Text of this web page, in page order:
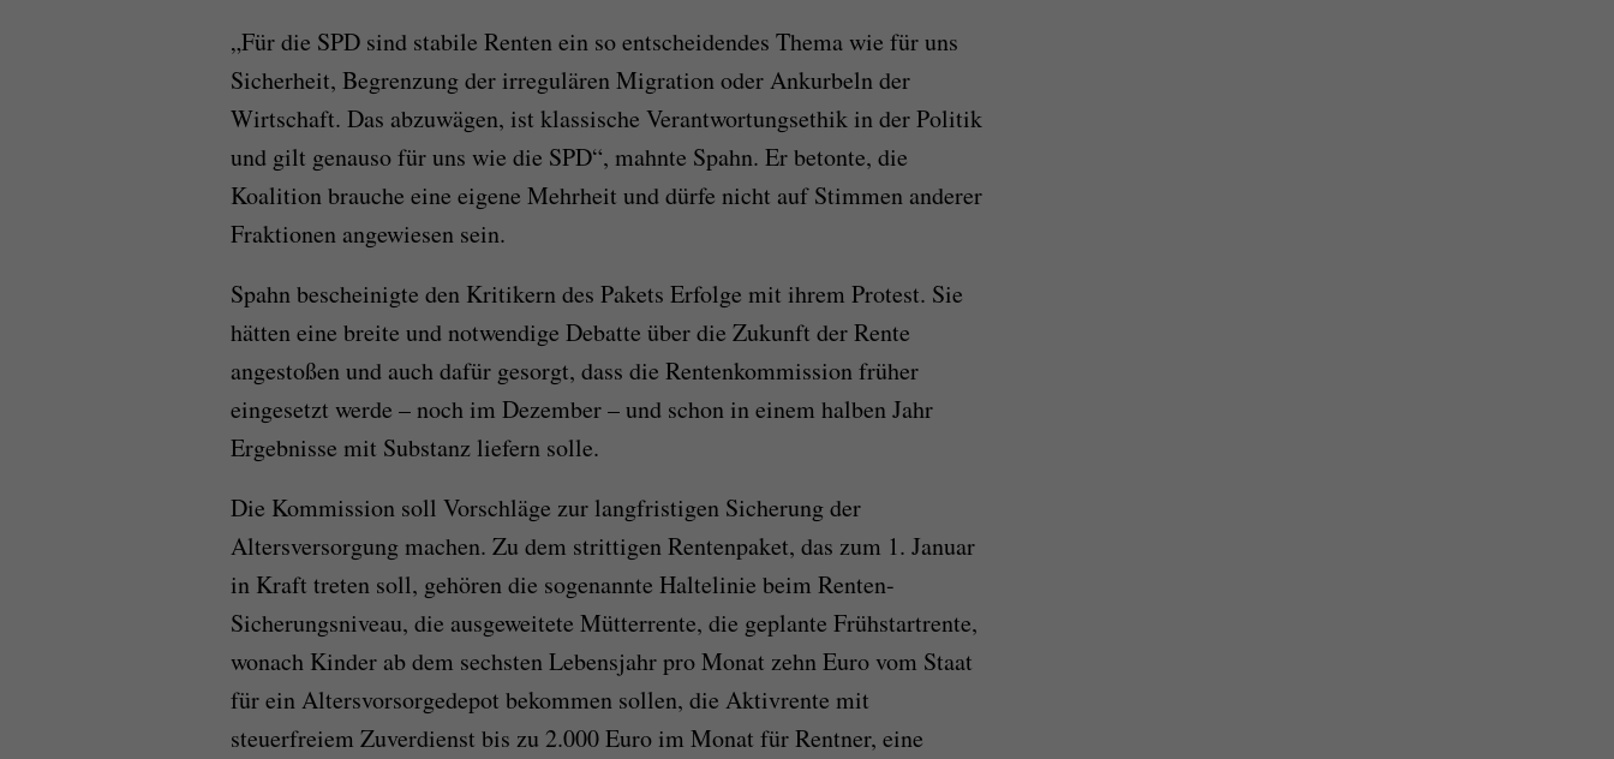
„Für die SPD sind stabile Renten ein so entscheidendes Thema wie für uns
Sicherheit, Begrenzung der irregulären Migration oder Ankurbeln der
Wirtschaft. Das abzuwägen, ist klassische Verantwortungsethik in der Politik
und gilt genauso für uns wie die SPD“, mahnte Spahn. Er betonte, die
Koalition brauche eine eigene Mehrheit und dürfe nicht auf Stimmen anderer
Fraktionen angewiesen sein.
Spahn bescheinigte den Kritikern des Pakets Erfolge mit ihrem Protest. Sie
hätten eine breite und notwendige Debatte über die Zukunft der Rente
angestoßen und auch dafür gesorgt, dass die Rentenkommission früher
eingesetzt werde – noch im Dezember – und schon in einem halben Jahr
Ergebnisse mit Substanz liefern solle.
Die Kommission soll Vorschläge zur langfristigen Sicherung der
Altersversorgung machen. Zu dem strittigen Rentenpaket, das zum 1. Januar
in Kraft treten soll, gehören die sogenannte Haltelinie beim Renten-
Sicherungsniveau, die ausgeweitete Mütterrente, die geplante Frühstartrente,
wonach Kinder ab dem sechsten Lebensjahr pro Monat zehn Euro vom Staat
für ein Altersvorsorgedepot bekommen sollen, die Aktivrente mit
steuerfreiem Zuverdienst bis zu 2.000 Euro im Monat für Rentner, eine